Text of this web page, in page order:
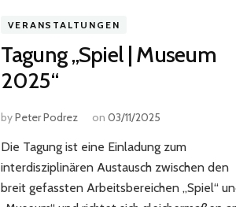
VERANSTALTUNGEN
Tagung „Spiel | Museum
2025“
byPeter Podrez on03/11/2025
Die Tagung ist eine Einladung zum
interdisziplinären Austausch zwischen den
breit gefassten Arbeitsbereichen „Spiel“